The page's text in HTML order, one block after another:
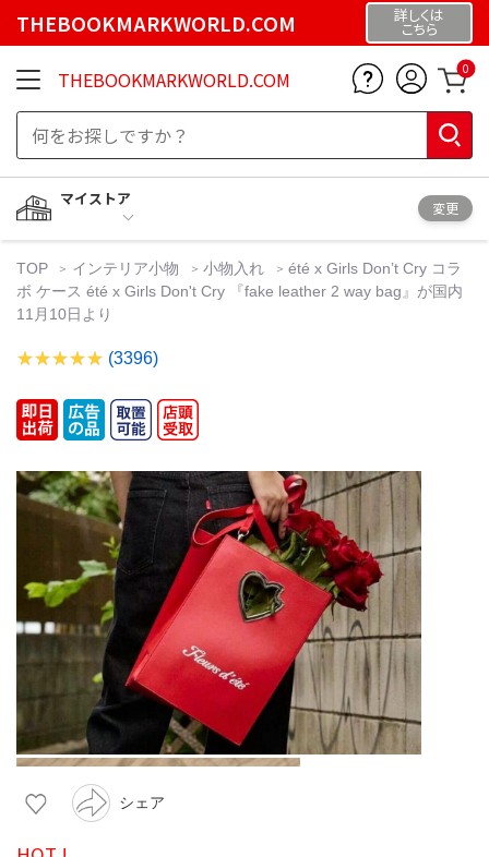
THEBOOKMARKWORLD.COM 詳しくは
こちら
THEBOOKMARKWORLD.COM 0
マイストア
変更
TOP インテリア小物 小物入れ
été x Girls Donʼt Cry コラ
ボ ケース été x Girls Don't Cry 『fake leather 2 way bag』が国内
11月10日より
(3396)
シェア